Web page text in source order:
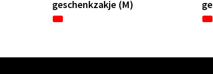
geschenkzakje (M)